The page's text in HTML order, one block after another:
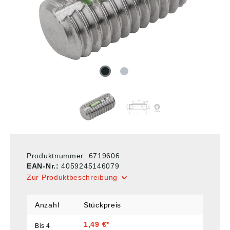
Produktnummer: 6719606
EAN-Nr.:4059245146079
Zur Produktbeschreibung
Anzahl Stückpreis
Bis4 1,49 €*